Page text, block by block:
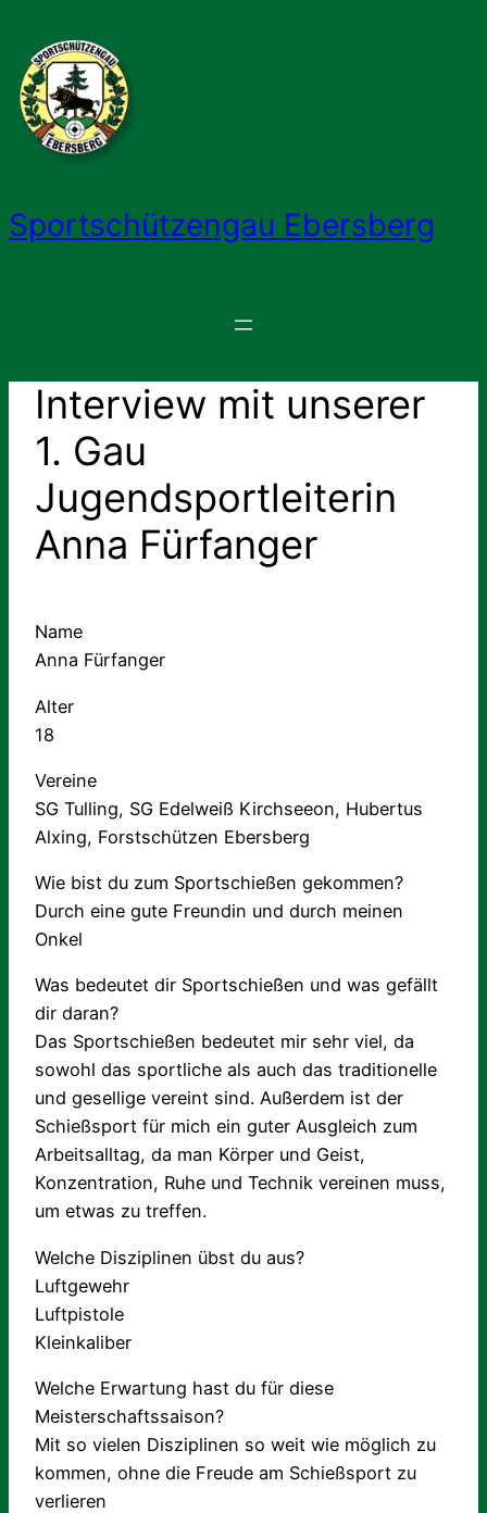
Inhalt
springen
Sportschützengau Ebersberg
Interview mit unserer
1. Gau
Jugendsportleiterin
Anna Fürfanger
Name
Anna Fürfanger
Alter
18
Vereine
SG Tulling, SG Edelweiß Kirchseeon, Hubertus
Alxing, Forstschützen Ebersberg
Wie bist du zum Sportschießen gekommen?
Durch eine gute Freundin und durch meinen
Onkel
Was bedeutet dir Sportschießen und was gefällt
dir daran?
Das Sportschießen bedeutet mir sehr viel, da
sowohl das sportliche als auch das traditionelle
und gesellige vereint sind. Außerdem ist der
Schießsport für mich ein guter Ausgleich zum
Arbeitsalltag, da man Körper und Geist,
Konzentration, Ruhe und Technik vereinen muss,
um etwas zu treffen.
Welche Disziplinen übst du aus?
Luftgewehr
Luftpistole
Kleinkaliber
Welche Erwartung hast du für diese
Meisterschaftssaison?
Mit so vielen Disziplinen so weit wie möglich zu
kommen, ohne die Freude am Schießsport zu
verlieren